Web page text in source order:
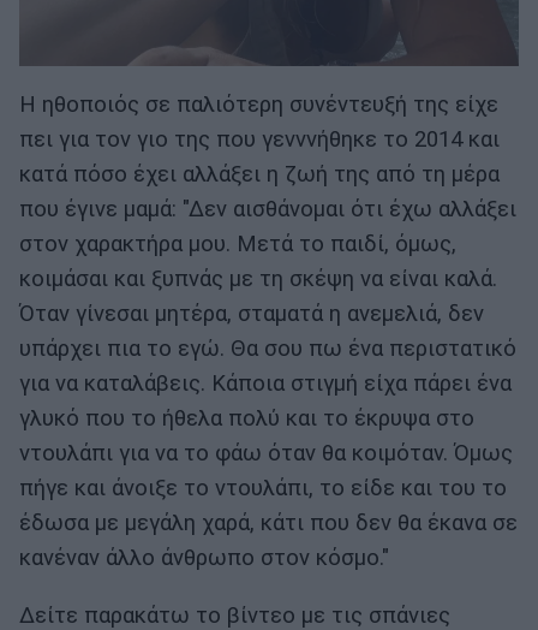
Η ηθοποιός σε παλιότερη συνέντευξή της είχε
πει για τον γιο της που γενννήθηκε το 2014 και
κατά πόσο έχει αλλάξει η ζωή της από τη μέρα
που έγινε μαμά: "Δεν αισθάνομαι ότι έχω αλλάξει
στον χαρακτήρα μου. Μετά το παιδί, όμως,
κοιμάσαι και ξυπνάς με τη σκέψη να είναι καλά.
Όταν γίνεσαι μητέρα, σταματά η ανεμελιά, δεν
υπάρχει πια το εγώ. Θα σου πω ένα περιστατικό
για να καταλάβεις. Κάποια στιγμή είχα πάρει ένα
γλυκό που το ήθελα πολύ και το έκρυψα στο
ντουλάπι για να το φάω όταν θα κοιμόταν. Όμως
πήγε και άνοιξε το ντουλάπι, το είδε και του το
έδωσα με μεγάλη χαρά, κάτι που δεν θα έκανα σε
κανέναν άλλο άνθρωπο στον κόσμο."
Δείτε παρακάτω το βίντεο με τις σπάνιες